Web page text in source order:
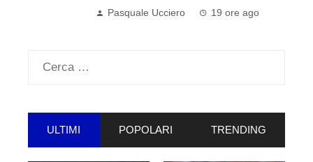
Pasquale Ucciero 19 ore ago
Ricerca
ULTIMI POPOLARI TRENDING